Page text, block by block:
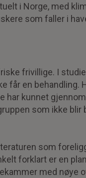
i Norge, med
som faller i
frivillige. I
får en behandling.
har kunnet
som ikke blir
som
forklart er en
med nøye